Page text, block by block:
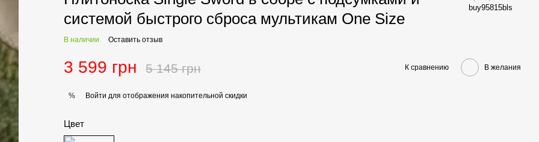
системой быстрого сброса мультикам One Size
buy95815bls
В наличии Оставить отзыв
3 599 грн 5 145 грн К сравнению В желания
% Войти для отображения накопительной скидки
Цвет